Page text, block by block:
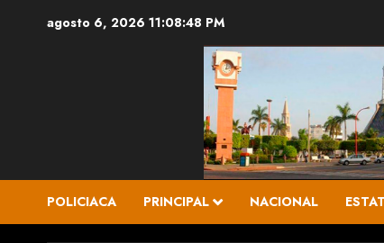
agosto 6, 2026 11:08:49 PM
POLICIACA PRINCIPAL NACIONAL